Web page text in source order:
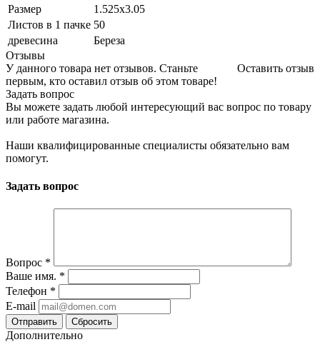
Размер
1.525х3.05
Листов в 1 пачке 50
древесина
Береза
Отзывы
Оставить отзыв
У данного товара нет отзывов. Станьте
первым, кто оставил отзыв об этом товаре!
Задать вопрос
Вы можете задать любой интересующий вас вопрос по товару
или работе магазина.
Наши квалифицированные специалисты обязательно вам
помогут.
Задать вопрос
Вопрос *
Ваше имя. *
Телефон *
E-mail
Сбросить
Дополнительно